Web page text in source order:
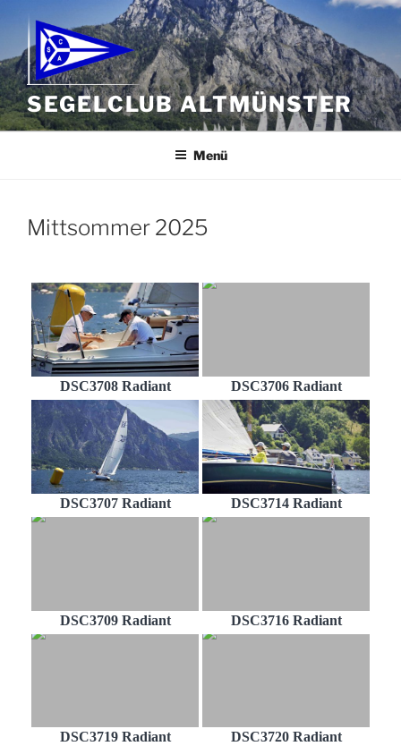
Inhalt
springen
SEGELCLUB ALTMÜNSTER
Menü
Mittsommer 2025
DSC3708 Radiant DSC3706 Radiant
DSC3707 Radiant DSC3714 Radiant
DSC3709 Radiant DSC3716 Radiant
DSC3719 Radiant DSC3720 Radiant